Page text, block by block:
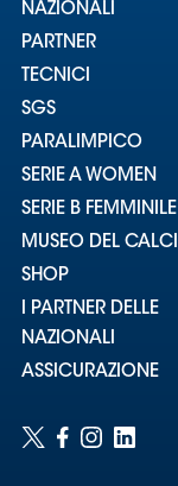
NAZIONALI
PARTNER
TECNICI
SGS
PARALIMPICO
SERIE A WOMEN
SERIE B FEMMINILE
MUSEO DEL
SHOP
I PARTNER DELLE
NAZIONALI
ASSICURAZIONE